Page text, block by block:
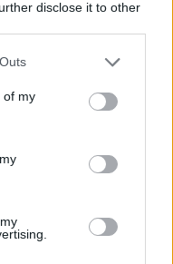
disclose it to other
of my